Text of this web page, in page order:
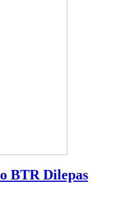
BTR Dilepas